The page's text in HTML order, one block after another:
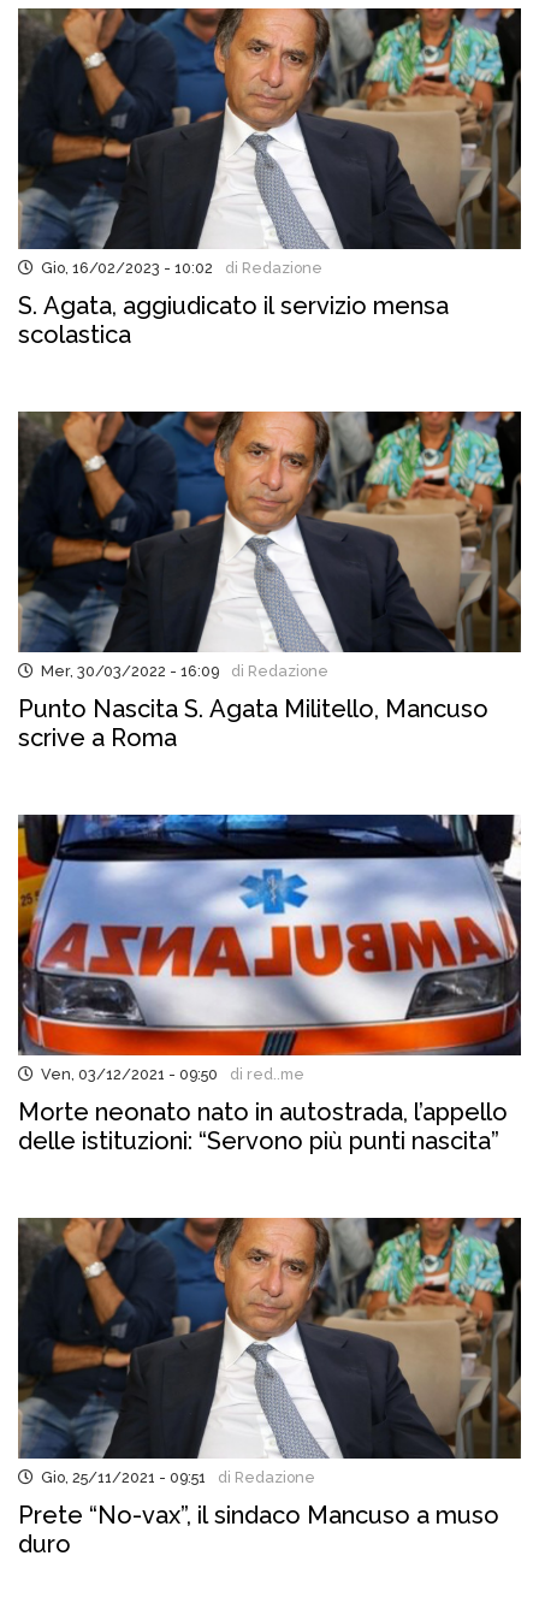
Gio, 16/02/2023 - 10:02 di Redazione
S. Agata, aggiudicato il servizio mensa
scolastica
Mer, 30/03/2022 - 16:09 di Redazione
Punto Nascita S. Agata Militello, Mancuso
scrive a Roma
Ven, 03/12/2021 - 09:50 di red..me
Morte neonato nato in autostrada, l’appello
delle istituzioni: “Servono più punti nascita”
Gio, 25/11/2021 - 09:51 di Redazione
Prete “No-vax”, il sindaco Mancuso a muso
duro